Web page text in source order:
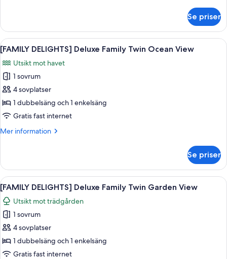
DELIGHTS]
Deluxe
Family
Twin
Mountain
View
Se priser
Öppna
alla
foton
för
[FAMILY
DELIGHTS]
Deluxe
Twin
Ett hotellrum med två sängar, en
6
[FAMILY DELIGHTS] Deluxe Family Twin Ocean View
Utsikt mot havet
1 sovrum
4 sovplatser
1 dubbelsäng och 1 enkelsäng
Gratis fast internet
Mer information
Mer
DELIGHTS]
Deluxe
Family
Twin
Ocean
View
Se priser
Öppna
alla
foton
för
[FAMILY
DELIGHTS]
Deluxe
Ett hotellrum med två sängar, en
6
[FAMILY DELIGHTS] Deluxe Family Twin Garden View
Utsikt mot trädgården
1 sovrum
4 sovplatser
1 dubbelsäng och 1 enkelsäng
Gratis fast internet